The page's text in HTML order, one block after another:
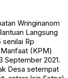
Wringinanom
Langsung
Rp
(KPM)
September 2021.
Desa setempat